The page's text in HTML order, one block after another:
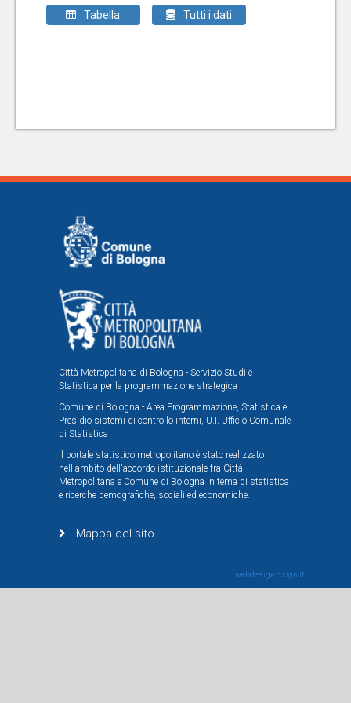
Tabella Tutti i dati
Città Metropolitana di Bologna - Servizio Studi e
Statistica per la programmazione strategica
Comune di Bologna - Area Programmazione, Statistica e
Presidio sistemi di controllo interni, U.I. Ufficio Comunale
di Statistica
Il portale statistico metropolitano è stato realizzato
nell'ambito dell'accordo istituzionale fra Città
Metropolitana e Comune di Bologna in tema di statistica
e ricerche demografiche, sociali ed economiche.
Mappa del sito
webdesign dsign.it